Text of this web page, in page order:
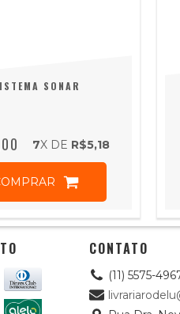
SONAR
7X DE R$5,18
CONTATO
(11) 5575-